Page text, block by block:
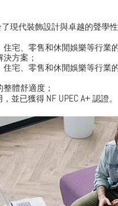
現代裝飾設計與卓越的聲學
宅、零售和休閒娛樂等行業
方案；
宅、零售和休閒娛樂等行業
體舒適度；
，並已獲得 NF UPEC A+ 認證。